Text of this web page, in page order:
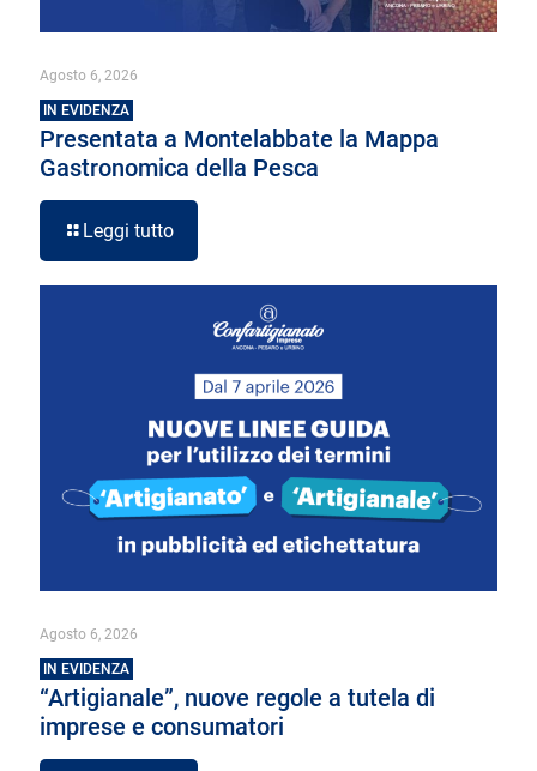
Agosto 6, 2026
IN EVIDENZA
Presentata a Montelabbate la Mappa
Gastronomica della Pesca
Leggi tutto
Agosto 6, 2026
IN EVIDENZA
“Artigianale”, nuove regole a tutela di
imprese e consumatori